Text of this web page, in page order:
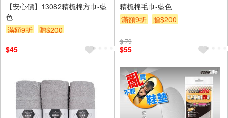
【安心價】13082精梳棉方巾-藍
色
滿額9折
贈$200
$45
精梳棉毛巾-藍色
滿額9折
贈$200
$ 79
$55